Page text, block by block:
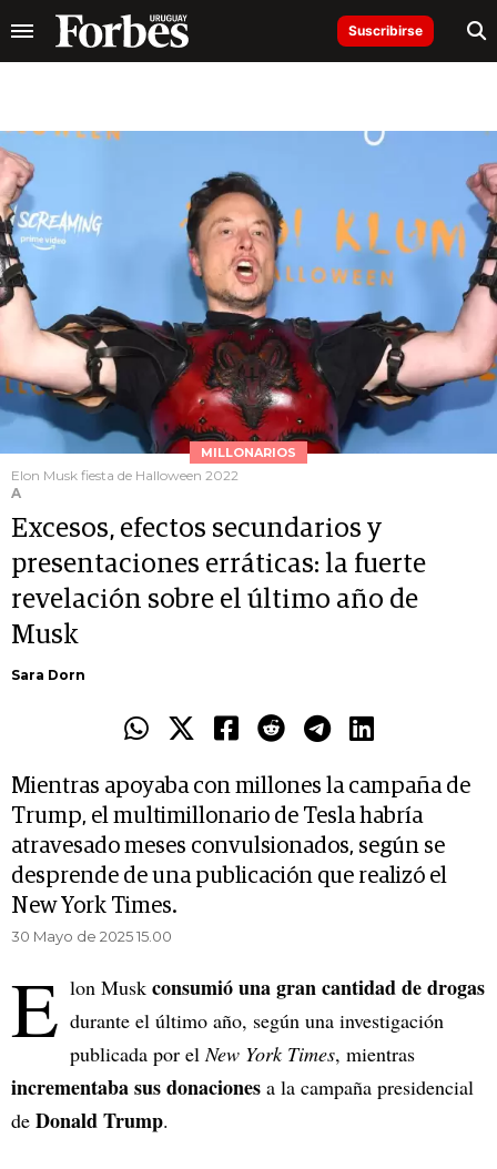
Suscribirse
MILLONARIOS
Elon Musk fiesta de Halloween 2022
A
Excesos, efectos secundarios y
presentaciones erráticas: la fuerte
revelación sobre el último año de
Musk
Sara Dorn
Mientras apoyaba con millones la campaña de
Trump, el multimillonario de Tesla habría
atravesado meses convulsionados, según se
desprende de una publicación que realizó el
New York Times.
30 Mayo de 2025 15.00
E lon Musk consumió una gran cantidad de drogas
durante el último año, según una investigación
publicada por elNew York Times, mientras
incrementaba sus donaciones a la campaña presidencial
de Donald Trump.